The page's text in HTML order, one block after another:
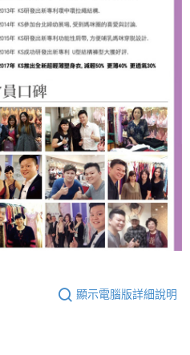
顯示電腦版詳細說明